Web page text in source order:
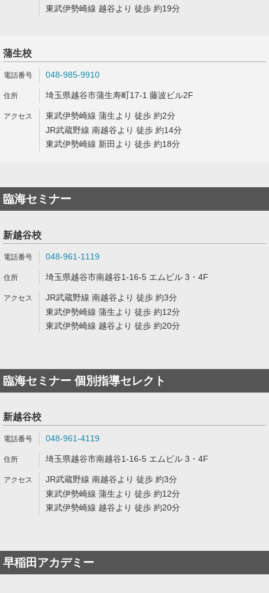
東武伊勢崎線 越谷より 徒歩 約19分
蒲生校
048-985-9910
埼玉県越谷市蒲生寿町17-1 藤波ビル2F
東武伊勢崎線 蒲生より 徒歩 約2分
JR武蔵野線 南越谷より 徒歩 約14分
東武伊勢崎線 新田より 徒歩 約18分
臨海セミナー
新越谷校
048-961-1119
埼玉県越谷市南越谷1-16-5 エムビル 3・4F
JR武蔵野線 南越谷より 徒歩 約3分
東武伊勢崎線 蒲生より 徒歩 約12分
東武伊勢崎線 越谷より 徒歩 約20分
臨海セミナー 個別指導セレクト
新越谷校
048-961-4119
埼玉県越谷市南越谷1-16-5 エムビル 3・4F
JR武蔵野線 南越谷より 徒歩 約3分
東武伊勢崎線 蒲生より 徒歩 約12分
東武伊勢崎線 越谷より 徒歩 約20分
早稲田アカデミー